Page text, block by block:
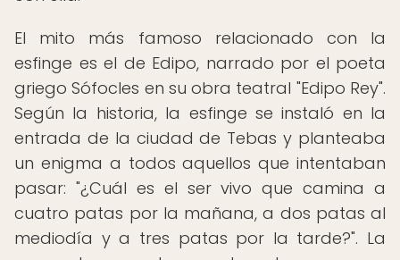
El mito más famoso relacionado con la
esfinge es el de Edipo, narrado por el poeta
griego Sófocles en su obra teatral "Edipo Rey".
Según la historia, la esfinge se instaló en la
entrada de la ciudad de Tebas y planteaba
un enigma a todos aquellos que intentaban
pasar: "¿Cuál es el ser vivo que camina a
cuatro patas por la mañana, a dos patas al
mediodía y a tres patas por la tarde?". La